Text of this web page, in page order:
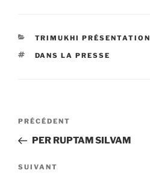
CATÉGORIES
TRIMUKHI PRÉSENTATION
ÉTIQUETTES
DANS LA PRESSE
Navigation
l’article
Article
précédent
PRÉCÉDENT
PER RUPTAM SILVAM
Article
SUIVANT